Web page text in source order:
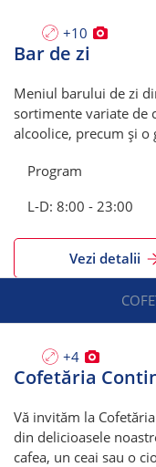
+10
Bar de zi
Meniul barului de zi
sortimente variate de
alcoolice, precum și o
Program
L-D: 8:00 - 23:00
Vezi detalii
+4
Cofetăria
Vă invităm la
din delicioasele
cafea, un ceai sau o